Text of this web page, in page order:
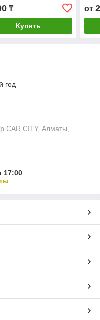
₸
Купить
от
год
CAR CITY, Алматы,
17:00